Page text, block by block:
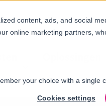
content, ads, and social
online marketing partners,
your choice with a single
Cookies settings